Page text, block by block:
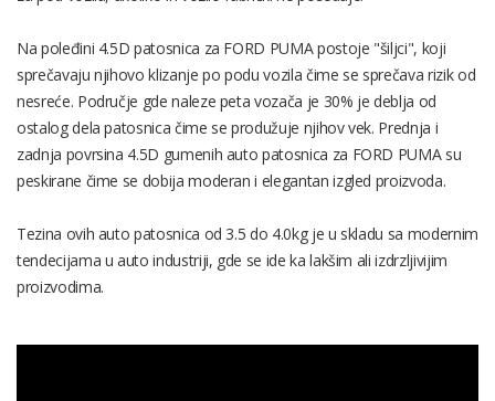
Na poleđini 4.5D patosnica za FORD PUMA postoje "šiljci", koji
sprečavaju njihovo klizanje po podu vozila čime se sprečava rizik od
nesreće. Područje gde naleze peta vozača je 30% je deblja od
ostalog dela patosnica čime se produžuje njihov vek. Prednja i
zadnja povrsina 4.5D gumenih auto patosnica za FORD PUMA su
peskirane čime se dobija moderan i elegantan izgled proizvoda.
Tezina ovih auto patosnica od 3.5 do 4.0kg je u skladu sa modernim
tendecijama u auto industriji, gde se ide ka lakšim ali izdrzljivijim
proizvodima.